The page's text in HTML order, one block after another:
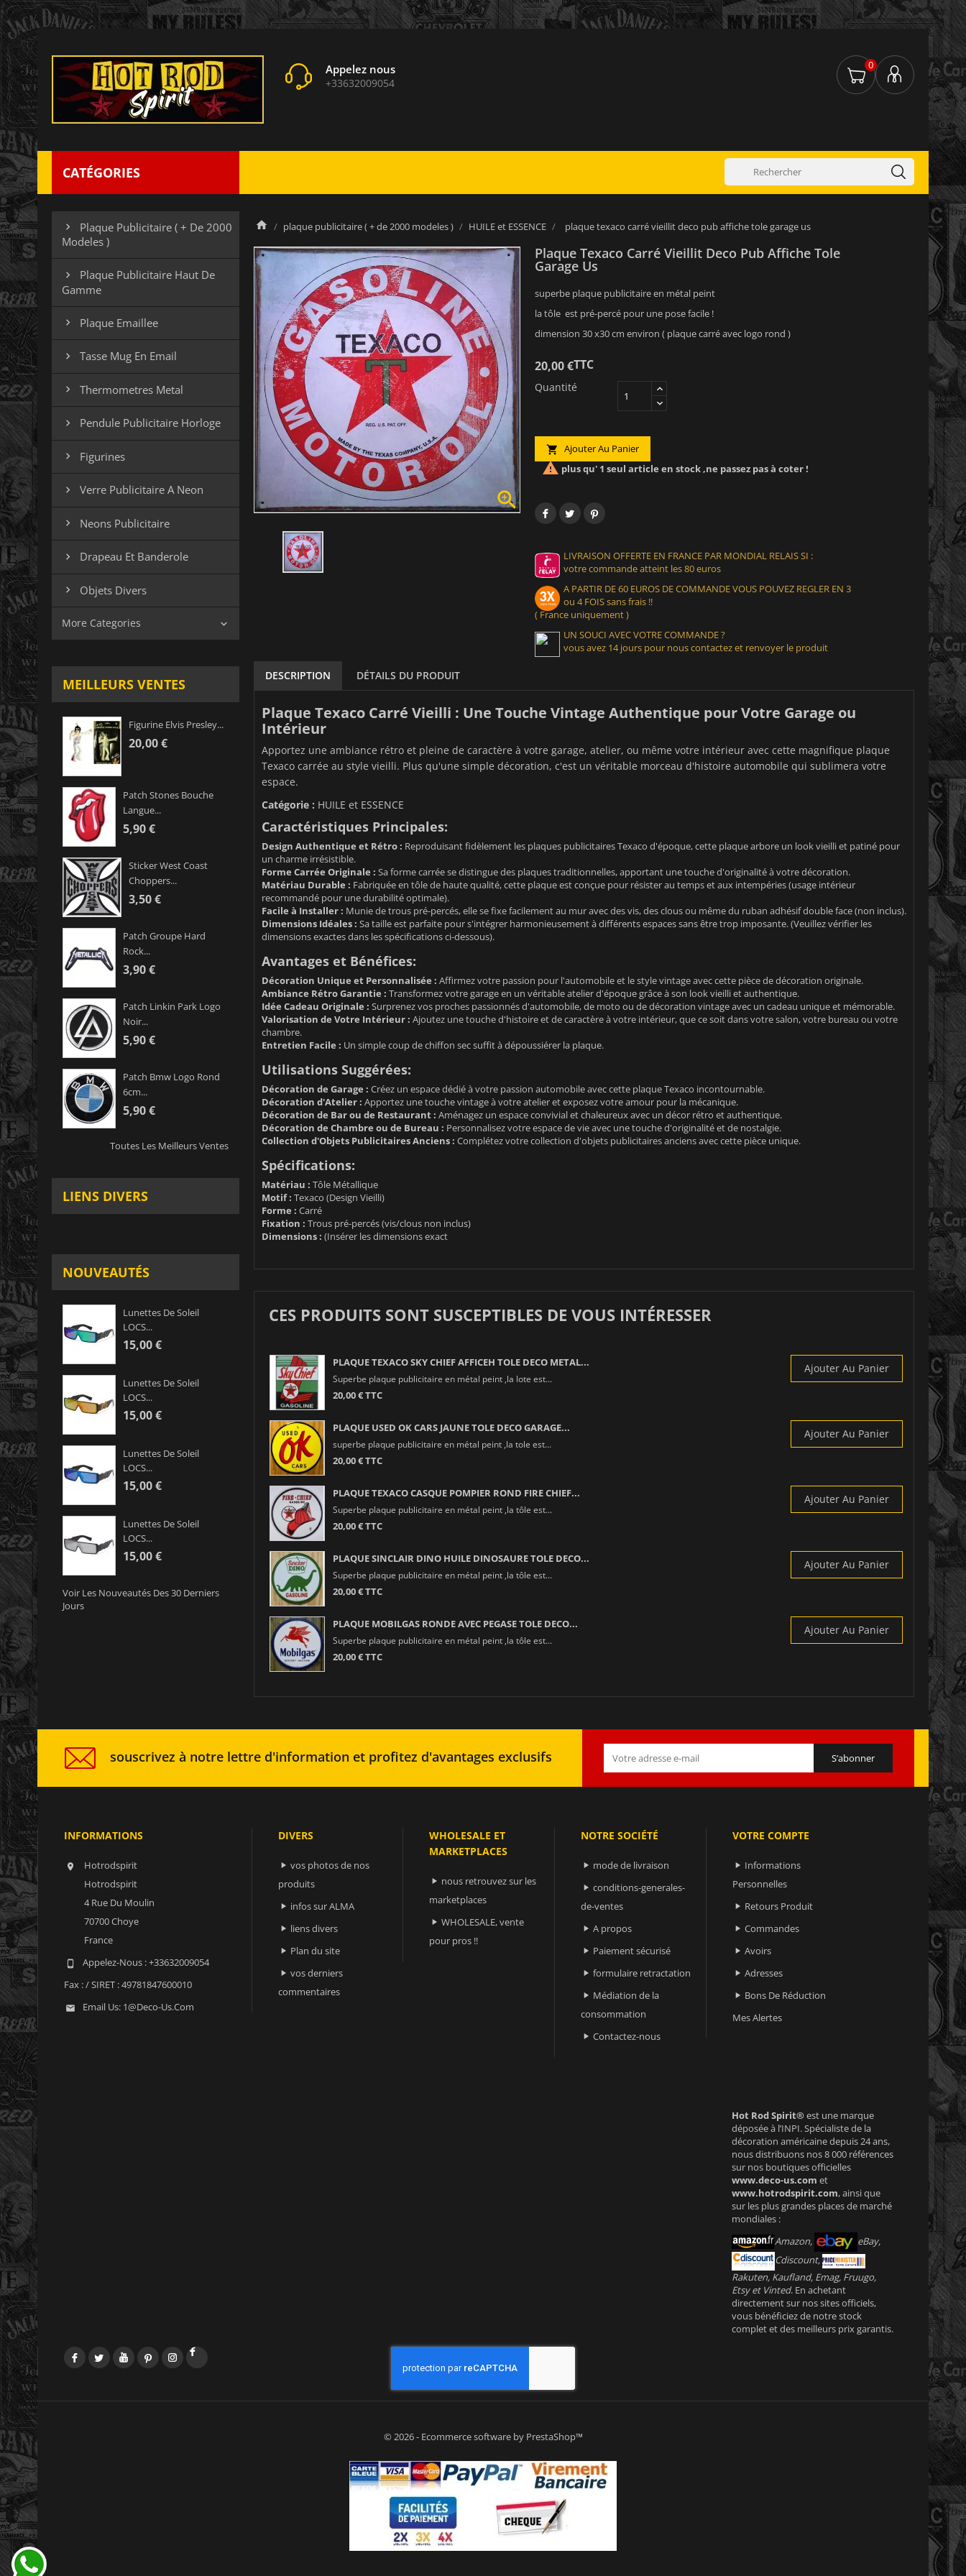
Appelez nous
+33632009054
0
CATÉGORIES

Plaque Publicitaire ( + De 2000
Modeles )

Plaque Publicitaire Haut De
Gamme
 Plaque Emaillee
 Tasse Mug En Email
 Thermometres Metal
 Pendule Publicitaire Horloge
 Figurines
 Verre Publicitaire A Neon
 Neons Publicitaire
 Drapeau Et Banderole
 Objets Divers
More Categories 
MEILLEURS VENTES
Figurine Elvis Presley...
20,00 €
Patch Stones Bouche
Langue...
5,90 €
Sticker West Coast
Choppers...
3,50 €
Patch Groupe Hard
Rock...
3,90 €
Patch Linkin Park Logo
Noir...
5,90 €
Patch Bmw Logo Rond
6cm...
5,90 €
Toutes Les Meilleurs Ventes
LIENS DIVERS
NOUVEAUTÉS
Lunettes De Soleil
LOCS...
15,00 €
Lunettes De Soleil
LOCS...
15,00 €
Lunettes De Soleil
LOCS...
15,00 €
Lunettes De Soleil
LOCS...
15,00 €
Voir Les Nouveautés Des 30 Derniers
Jours
plaque publicitaire ( + de 2000 modeles ) HUILE et ESSENCE plaque texaco carré vieillit deco pub affiche tole garage us

Plaque Texaco Carré Vieillit Deco Pub Affiche Tole
Garage Us
superbe plaque publicitaire en métal peint
la tôle est pré-percé pour une pose facile !
dimension 30 x30 cm environ ( plaque carré avec logo rond )
20,00 €TTC
Quantité
 Ajouter Au Panier
 plus qu' 1 seul article en stock ,ne passez pas à coter !
LIVRAISON OFFERTE EN FRANCE PAR MONDIAL RELAIS SI :
votre commande atteint les 80 euros
A PARTIR DE 60 EUROS DE COMMANDE VOUS POUVEZ REGLER EN 3
ou 4 FOIS sans frais !!
( France uniquement )
UN SOUCI AVEC VOTRE COMMANDE ?
vous avez 14 jours pour nous contactez et renvoyer le produit
DESCRIPTION DÉTAILS DU PRODUIT
Plaque Texaco Carré Vieilli : Une Touche Vintage Authentique pour Votre Garage ou
Intérieur
Apportez une ambiance rétro et pleine de caractère à votre garage, atelier, ou même votre intérieur avec cette magnifique plaque
Texaco carrée au style vieilli. Plus qu'une simple décoration, c'est un véritable morceau d'histoire automobile qui sublimera votre
espace.
Catégorie : HUILE et ESSENCE
Caractéristiques Principales:
Design Authentique et Rétro : Reproduisant fidèlement les plaques publicitaires Texaco d'époque, cette plaque arbore un look vieilli et patiné pour
un charme irrésistible.
Forme Carrée Originale : Sa forme carrée se distingue des plaques traditionnelles, apportant une touche d'originalité à votre décoration.
Matériau Durable : Fabriquée en tôle de haute qualité, cette plaque est conçue pour résister au temps et aux intempéries (usage intérieur
recommandé pour une durabilité optimale).
Facile à Installer : Munie de trous pré-percés, elle se fixe facilement au mur avec des vis, des clous ou même du ruban adhésif double face (non inclus).
Dimensions Idéales : Sa taille est parfaite pour s'intégrer harmonieusement à différents espaces sans être trop imposante. (Veuillez vérifier les
dimensions exactes dans les spécifications ci-dessous).
Avantages et Bénéfices:
Décoration Unique et Personnalisée : Affirmez votre passion pour l'automobile et le style vintage avec cette pièce de décoration originale.
Ambiance Rétro Garantie : Transformez votre garage en un véritable atelier d'époque grâce à son look vieilli et authentique.
Idée Cadeau Originale : Surprenez vos proches passionnés d'automobile, de moto ou de décoration vintage avec un cadeau unique et mémorable.
Valorisation de Votre Intérieur : Ajoutez une touche d'histoire et de caractère à votre intérieur, que ce soit dans votre salon, votre bureau ou votre
chambre.
Entretien Facile : Un simple coup de chiffon sec suffit à dépoussiérer la plaque.
Utilisations Suggérées:
Décoration de Garage : Créez un espace dédié à votre passion automobile avec cette plaque Texaco incontournable.
Décoration d'Atelier : Apportez une touche vintage à votre atelier et exposez votre amour pour la mécanique.
Décoration de Bar ou de Restaurant : Aménagez un espace convivial et chaleureux avec un décor rétro et authentique.
Décoration de Chambre ou de Bureau : Personnalisez votre espace de vie avec une touche d'originalité et de nostalgie.
Collection d'Objets Publicitaires Anciens : Complétez votre collection d'objets publicitaires anciens avec cette pièce unique.
Spécifications:
Matériau : Tôle Métallique
Motif : Texaco (Design Vieilli)
Forme : Carré
Fixation : Trous pré-percés (vis/clous non inclus)
Dimensions : (Insérer les dimensions exact
CES PRODUITS SONT SUSCEPTIBLES DE VOUS INTÉRESSER
PLAQUE TEXACO SKY CHIEF AFFICEH TOLE DECO METAL...
Superbe plaque publicitaire en métal peint ,la lote est...
20,00 € TTC
Ajouter Au Panier
PLAQUE USED OK CARS JAUNE TOLE DECO GARAGE...
superbe plaque publicitaire en métal peint ,la tole est...
20,00 € TTC
Ajouter Au Panier
PLAQUE TEXACO CASQUE POMPIER ROND FIRE CHIEF...
Superbe plaque publicitaire en métal peint ,la tôle est...
20,00 € TTC
Ajouter Au Panier
PLAQUE SINCLAIR DINO HUILE DINOSAURE TOLE DECO...
Superbe plaque publicitaire en métal peint ,la tôle est...
20,00 € TTC
Ajouter Au Panier
PLAQUE MOBILGAS RONDE AVEC PEGASE TOLE DECO...
Superbe plaque publicitaire en métal peint ,la tôle est...
20,00 € TTC
Ajouter Au Panier
souscrivez à notre lettre d'information et profitez d'avantages exclusifs
INFORMATIONS

Hotrodspirit
Hotrodspirit
4 Rue Du Moulin
70700 Choye
France
 Appelez-Nous :+33632009054
Fax :/ SIRET : 49781847600010
 Email Us: 1@deco-Us.com
DIVERS
 vos photos de nos
produits
 infos sur ALMA
 liens divers
 Plan du site
 vos derniers
commentaires
WHOLESALE ET
MARKETPLACES
 nous retrouvez sur les
marketplaces
 WHOLESALE, vente
pour pros !!
NOTRE SOCIÉTÉ
 mode de livraison
 conditions-generales-
de-ventes
 A propos
 Paiement sécurisé
 formulaire retractation
 Médiation de la
consommation
 Contactez-nous
VOTRE COMPTE
 Informations
Personnelles
 Retours Produit
 Commandes
 Avoirs
 Adresses
 Bons De Réduction
Mes Alertes
Hot Rod Spirit®est une marque
déposée à l’INPI. Spécialiste de la
décoration américaine depuis 24 ans,
nous distribuons nos 8 000 références
sur nos boutiques officielles
www.deco-us.com et
www.hotrodspirit.com, ainsi que
sur les plus grandes places de marché
mondiales :
Amazon,
eBay,
Cdiscount,
Rakuten, Kaufland, Emag, Fruugo,
Etsy et Vinted. En achetant
directement sur nos sites officiels,
vous bénéficiez de notre stock
complet et des meilleurs prix garantis.
FacebookTwitterYouTubePinterestInstagram
© 2026 - Ecommerce software by PrestaShop™